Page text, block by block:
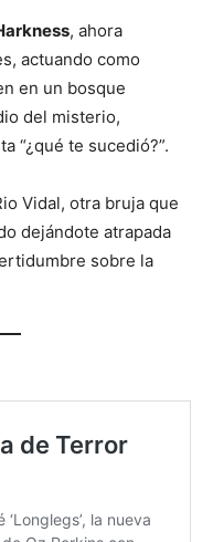
, ahora
actuando como
en un bosque
del misterio,
“¿qué te sucedió?”.
Vidal, otra bruja que
dejándote atrapada
sobre la